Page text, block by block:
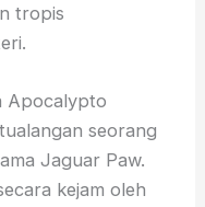
tropis
Apocalypto
seorang
Jaguar Paw.
kejam oleh